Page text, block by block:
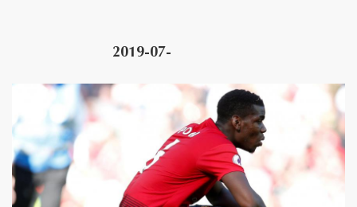
2019-07-
england-mun-pogba.jpg